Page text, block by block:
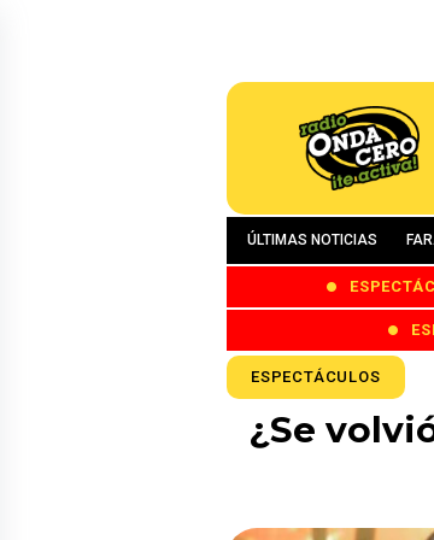
ÚLTIMAS NOTICIAS
ESPECTÁCULOS
¿Se